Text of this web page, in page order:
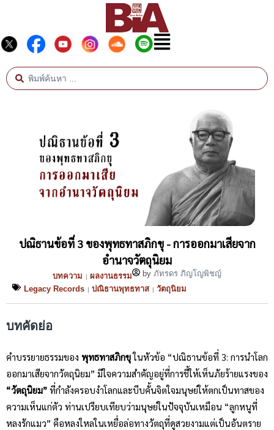
ปณิธานข้อที่ 3 ของพุทธทาสภิกขุ - การออกมาเสียจาก
อำนาจวัตถุนิยม
บทความ | ผลงานธรรม by ภัทรดร ภิญโญพิชญ์
Legacy Records | ปณิธานพุทธทาส | วัตถุนิยม
บทคัดย่อ
คำบรรยายธรรมของ พุทธทาสภิกขุในหัวข้อ “ปณิธานข้อที่ 3: การนำโลก
ออกมาเสียจากวัตถุนิยม” มีใจความสำคัญอยู่ที่การชี้ให้เห็นภัยร้ายแรงของ
“วัตถุนิยม” ที่กำลังครอบงำโลกและบีบคั้นจิตใจมนุษย์ให้ตกเป็นทาสของ
ความเห็นแก่ตัว ท่านเปรียบเทียบว่ามนุษย์ในปัจจุบันเหมือน “ลูกหนูที่
หลงรักแมว” คือหลงใหลในเหยื่อล่อทางวัตถุที่ดูสวยงามแต่เป็นอันตราย